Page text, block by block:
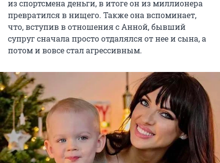
из спортсмена деньги, в итоге он из миллионера
превратился в нищего. Также она вспоминает,
что, вступив в отношения с Анной, бывший
супруг сначала просто отдалялся от нее и сына, а
потом и вовсе стал агрессивным.